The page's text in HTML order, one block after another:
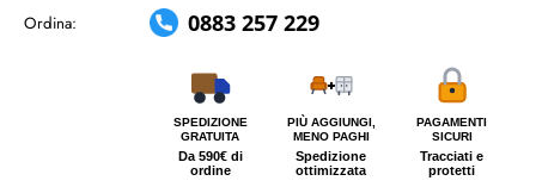
Ordina: 0883 257 229
SPEDIZIONE
GRATUITA
Da 590€ di
ordine
PIÙ AGGIUNGI,
MENO PAGHI
Spedizione
ottimizzata
PAGAMENTI
SICURI
Tracciati e
protetti